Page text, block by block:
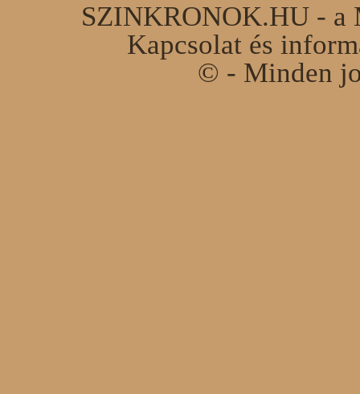
SZINKRONOK.HU - a
Kapcsolat és
© - Minden